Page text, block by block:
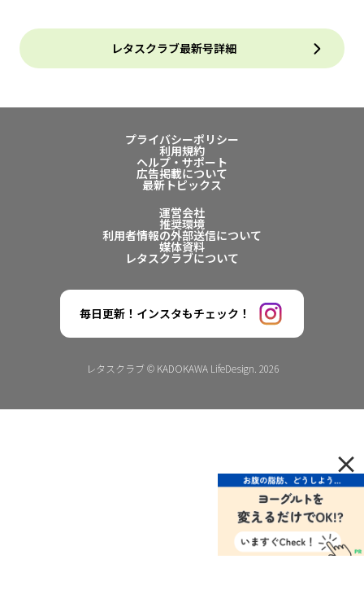
レタスクラブ最新号詳細
プライバシーポリシー
利用規約
ヘルプ・サポート
広告掲載について
最新トピックス
運営会社
推奨環境
利用者情報の外部送信について
媒体資料
レタスクラブについて
毎日更新！インスタもチェック！
レタスクラブ © KADOKAWA LifeDesign. 2026
×